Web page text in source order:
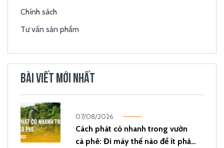
Chính sách
Tư vấn sản phẩm
BÀI VIẾT MỚI NHẤT
07/08/2026
Cách phát cỏ nhanh trong vườn
cà phê: Đi máy thế nào để ít phải